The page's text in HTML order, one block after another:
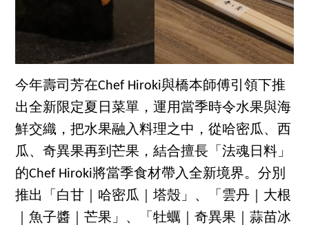
今年壽司芳在Chef Hiroki與橋本師傅引領下推
出全新限定夏日菜單，運用當季時令水果與海
鮮交織，把水果融入料理之中，從哈密瓜、西
瓜、奇異果再到芒果，結合擅長「法魂日料」
的Chef Hiroki將當季食材帶入全新境界。分別
推出「白甘｜哈密瓜｜塔殼」、「雲丹｜大根
｜魚子醬｜芒果」、「牡蠣｜奇異果｜蒜苗冰